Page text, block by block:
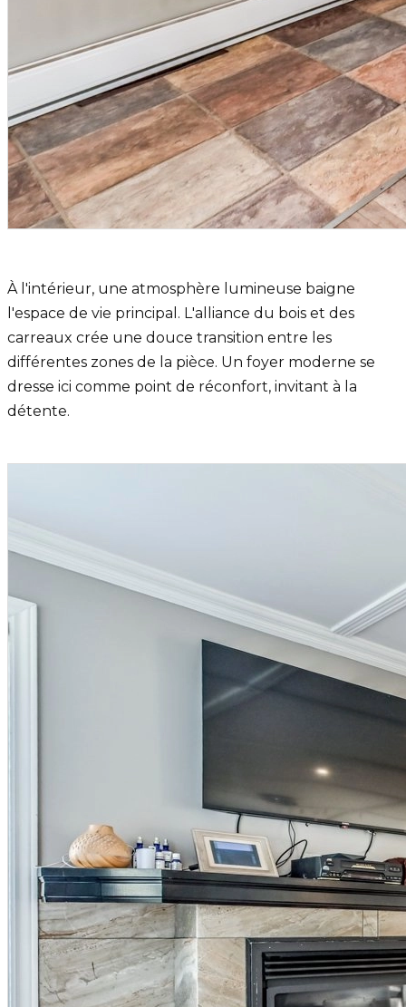
À l'intérieur, une atmosphère lumineuse baigne
l'espace de vie principal. L'alliance du bois et des
carreaux crée une douce transition entre les
différentes zones de la pièce. Un foyer moderne se
dresse ici comme point de réconfort, invitant à la
détente.